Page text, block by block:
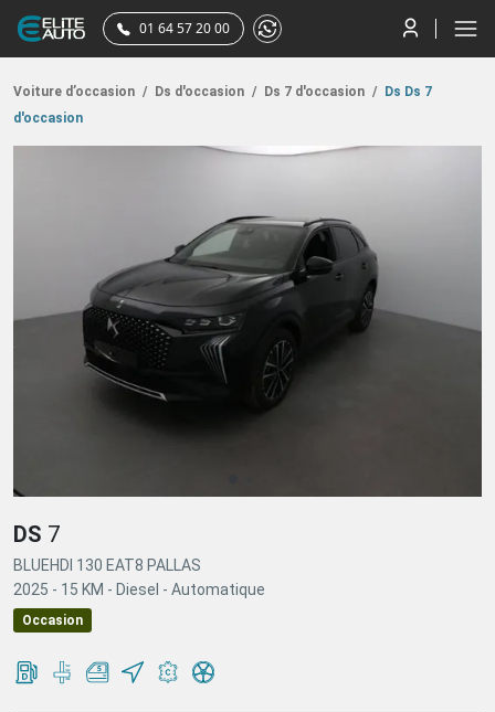
01 64 57 20 00
Voiture d’occasion / Ds d'occasion / Ds 7 d'occasion /
Ds Ds 7
d'occasion
DS 7
BLUEHDI 130 EAT8 PALLAS
2025 - 15 KM - Diesel - Automatique
Occasion